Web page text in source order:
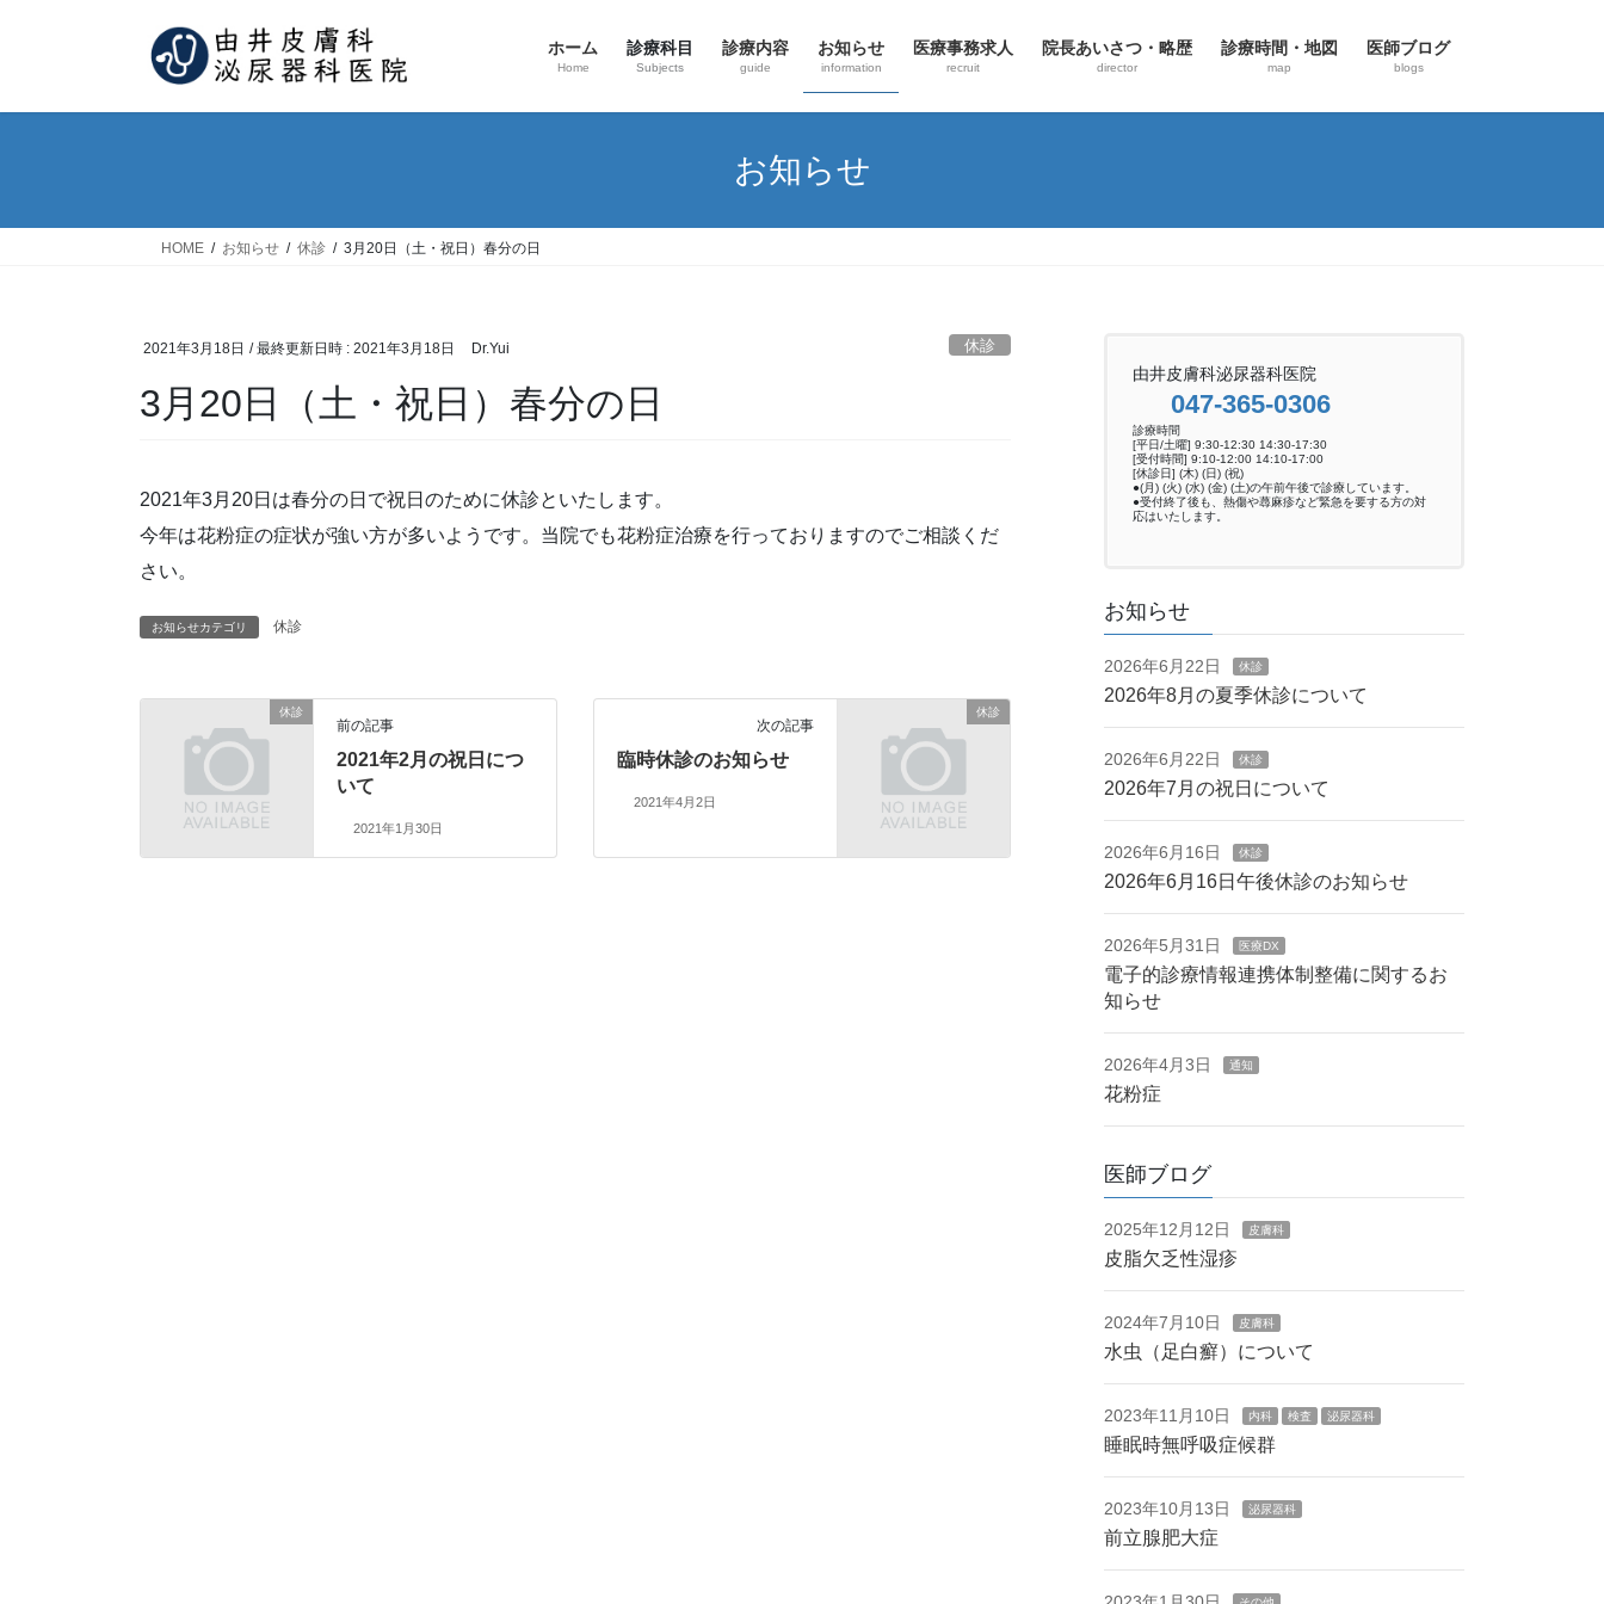
ホーム
Home
診療科目
Subjects
診療内容
guide
お知らせ
information
医療事務求人
recruit
院長あいさつ・略歴
director
診療時間・地図
map
医師ブログ
blogs
お知らせ
HOME お知らせ 休診 3月20日（土・祝日）春分の日
2021年3月18日 / 最終更新日時 : 2021年3月18日 Dr.Yui 休診
3月20日（土・祝日）春分の日
2021年3月20日は春分の日で祝日のために休診といたします。
今年は花粉症の症状が強い方が多いようです。当院でも花粉症治療を行っておりますのでご相談くだ
さい。
お知らせカテゴリ 休診
休診
前の記事
2021年2月の祝日につ
いて
2021年1月30日
休診
次の記事
臨時休診のお知らせ
2021年4月2日
由井皮膚科泌尿器科医院
047-365-0306
診療時間
[平日/土曜] 9:30-12:30 14:30-17:30
[受付時間] 9:10-12:00 14:10-17:00
[休診日] (木) (日) (祝)
●(月) (火) (水) (金) (土)の午前午後で診療しています。
●受付終了後も、熱傷や蕁麻疹など緊急を要する方の対
応はいたします。
お知らせ
2026年6月22日 休診
2026年8月の夏季休診について
2026年6月22日 休診
2026年7月の祝日について
2026年6月16日 休診
2026年6月16日午後休診のお知らせ
2026年5月31日 医療DX
電子的診療情報連携体制整備に関するお
知らせ
2026年4月3日 通知
花粉症
医師ブログ
2025年12月12日 皮膚科
皮脂欠乏性湿疹
2024年7月10日 皮膚科
水虫（足白癬）について
2023年11月10日 内科 検査 泌尿器科
睡眠時無呼吸症候群
2023年10月13日 泌尿器科
前立腺肥大症